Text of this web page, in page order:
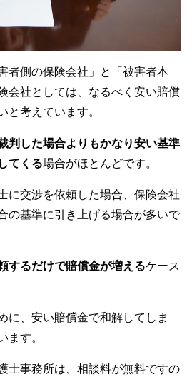
者側の保険会社」と「被害者本
会社としては、なるべく安い賠償
と考えています。
判した場合よりもかなり安い基準
てくる場合がほとんどです。
に交渉を依頼した場合、保険会社
の基準に引き上げる場合が多いで
するだけで賠償金が増えるケース
に、安い賠償金で和解してしま
ます。
士事務所は、相談料が無料ですの